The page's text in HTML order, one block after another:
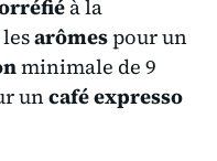
à la
arômespour un
minimale de 9
uncafé expresso